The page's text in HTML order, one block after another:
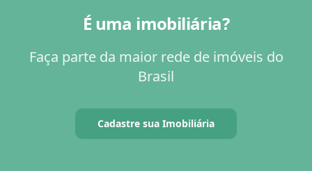
É uma imobiliária?
Faça parte da maior rede de imóveis do
Brasil
Cadastre sua Imobiliária